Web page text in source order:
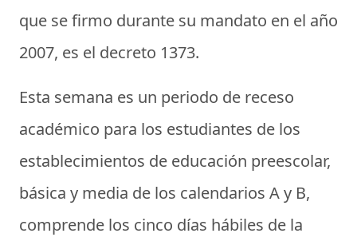
que se firmo durante su mandato en el año
2007, es el decreto 1373.
Esta semana es un periodo de receso
académico para los estudiantes de los
establecimientos de educación preescolar,
básica y media de los calendarios A y B,
comprende los cinco días hábiles de la